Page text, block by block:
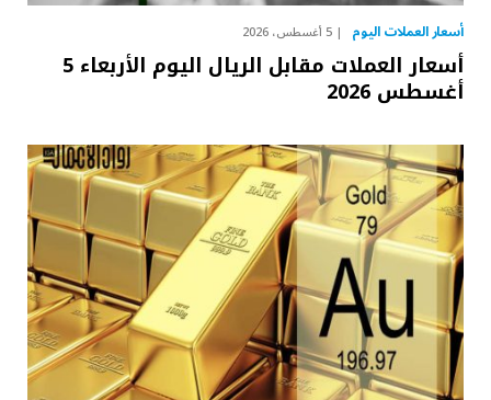
أسعار العملات اليوم 5 أغسطس، 2026
أسعار العملات مقابل الريال اليوم الأربعاء 5
أغسطس 2026